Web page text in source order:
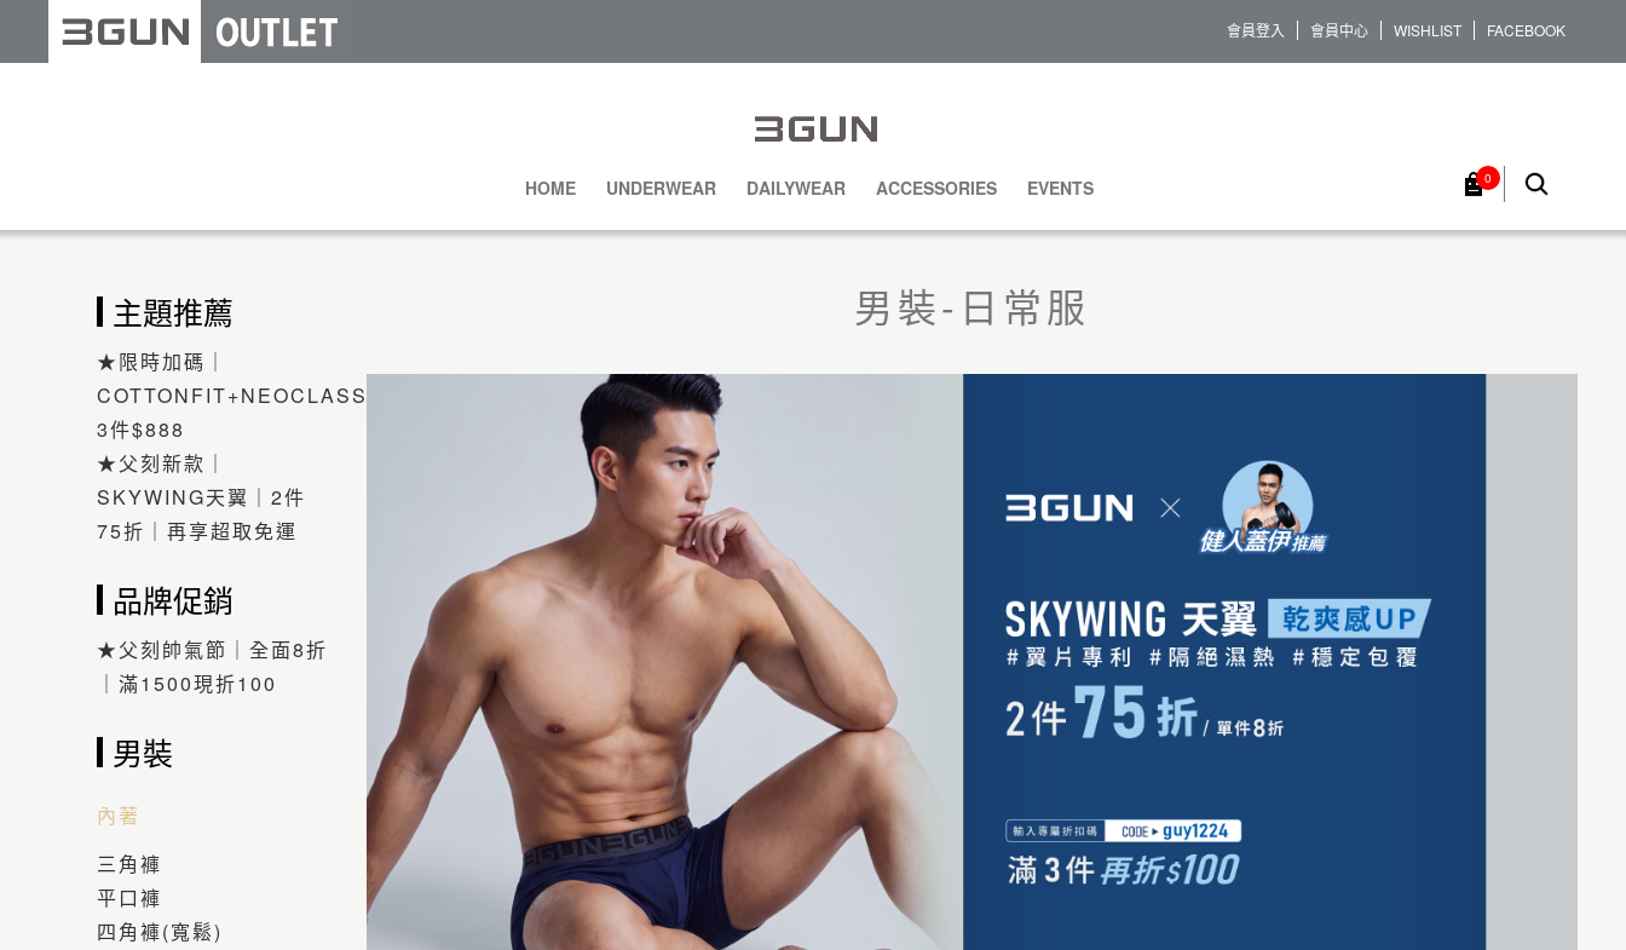
會員登入 會員中心 WISHLIST FACEBOOK
HOME UNDERWEAR DAILYWEAR ACCESSORIES EVENTS 0
主題推薦
★限時加碼｜
COTTONFIT+NEOCLASSIC
3件$888
★父刻新款｜
SKYWING天翼｜2件
75折｜再享超取免運
品牌促銷
★父刻帥氣節｜全面8折
｜滿1500現折100
男裝
內著
三角褲
平口褲
四角褲(寬鬆)
男裝-日常服